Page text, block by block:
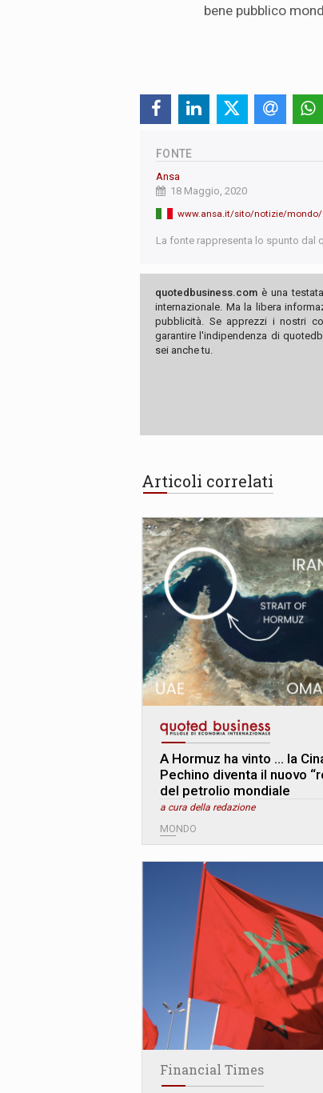
bene pubblico
FONTE
Ansa
18 Maggio, 2020
La fonte rappresenta lo spunto dal
quotedbusiness.com è una
internazionale. Ma la libera
pubblicità. Se apprezzi i nostri
garantire l'indipendenza di
sei anche tu.
Articoli correlati
A Hormuz ha vinto … la
Pechino diventa il nuovo
del petrolio mondiale
a cura della redazione
MONDO
Financial Times